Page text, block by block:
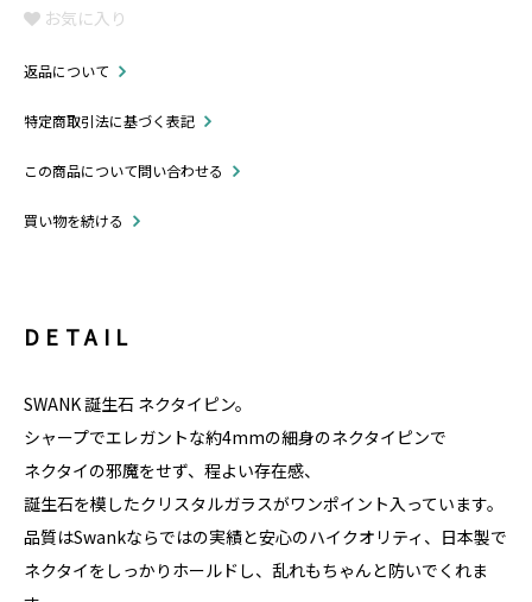
お気に入り
返品について
特定商取引法に基づく表記
この商品について問い合わせる
買い物を続ける
DETAIL
SWANK 誕生石 ネクタイピン。
シャープでエレガントな約4mmの細身のネクタイピンで
ネクタイの邪魔をせず、程よい存在感、
誕生石を模したクリスタルガラスがワンポイント入っています。
品質はSwankならではの実績と安心のハイクオリティ、日本製で
ネクタイをしっかりホールドし、乱れもちゃんと防いでくれま